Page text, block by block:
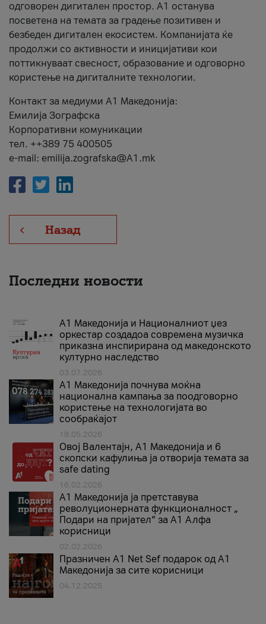
одговорен дигитален простор. А1 останува
посветена на темата за градење позитивен и
безбеден дигитален екосистем. Компанијата ќе
продолжи со активности и иницијативи кои
поттикнуваат свесност, образование и одговорно
користење на дигиталните технологии.
Контакт за медиуми А1 Македонија:
Емилија Зографска
Корпоративни комуникации
тел. ++389 75 400505
e-mail: emilija.zografska@A1.mk
Назад
Последни новости
А1 Македонија и Националниот џез
оркестар создадоа современа музичка
приказна инспирирана од македонското
културно наследство
03.07.2026
A1 Македонија почнува моќна
национална кампања за поодговорно
користење на технологијата во
сообраќајот
18.05.2026
Овој Валентајн, A1 Македонија и 6
скопски кафулиња ја отворија темата за
safe dating
16.02.2026
А1 Македонија ја претставува
револуционерната функционалност „
Подари на пријател“ за А1 Алфа
корисници
02.02.2026
Празничен A1 Net Sеf подарок од А1
Македонија за сите корисници
04.12.2025